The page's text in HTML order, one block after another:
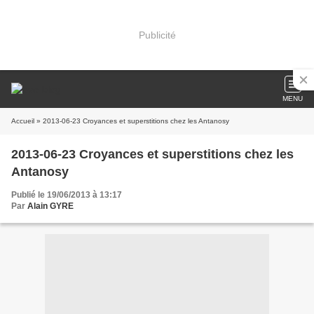
Publicité
MENU
Accueil » 2013-06-23 Croyances et superstitions chez les Antanosy
2013-06-23 Croyances et superstitions chez les
Antanosy
Publié le 19/06/2013 à 13:17
Par Alain GYRE